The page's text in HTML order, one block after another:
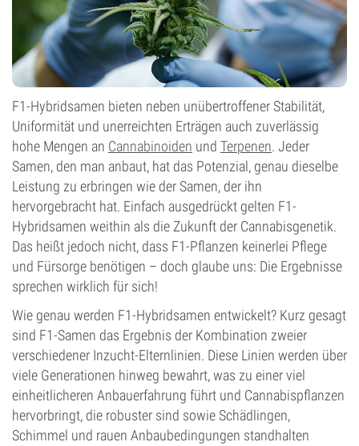
F1-Hybridsamen bieten neben unübertroffener Stabilität,
Uniformität und unerreichten Erträgen auch zuverlässig
hohe Mengen an Cannabinoiden und Terpenen. Jeder
Samen, den man anbaut, hat das Potenzial, genau dieselbe
Leistung zu erbringen wie der Samen, der ihn
hervorgebracht hat. Einfach ausgedrückt gelten F1-
Hybridsamen weithin als die Zukunft der Cannabisgenetik.
Das heißt jedoch nicht, dass F1-Pflanzen keinerlei Pflege
und Fürsorge benötigen – doch glaube uns: Die Ergebnisse
sprechen wirklich für sich!
Wie genau werden F1-Hybridsamen entwickelt? Kurz gesagt
sind F1-Samen das Ergebnis der Kombination zweier
verschiedener Inzucht-Elternlinien. Diese Linien werden über
viele Generationen hinweg bewahrt, was zu einer viel
einheitlicheren Anbauerfahrung führt und Cannabispflanzen
hervorbringt, die robuster sind sowie Schädlingen,
Schimmel und rauen Anbaubedingungen standhalten